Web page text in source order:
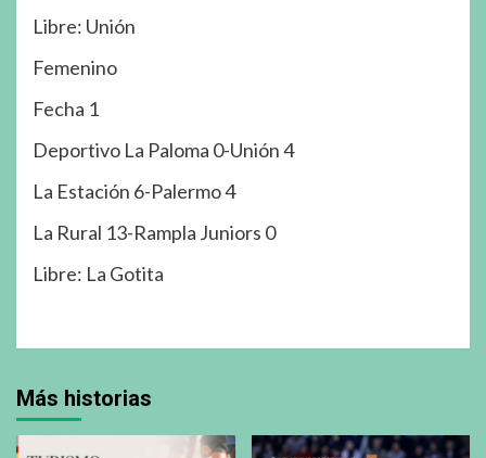
Libre: Unión
Femenino
Fecha 1
Deportivo La Paloma 0-Unión 4
La Estación 6-Palermo 4
La Rural 13-Rampla Juniors 0
Libre: La Gotita
Más historias